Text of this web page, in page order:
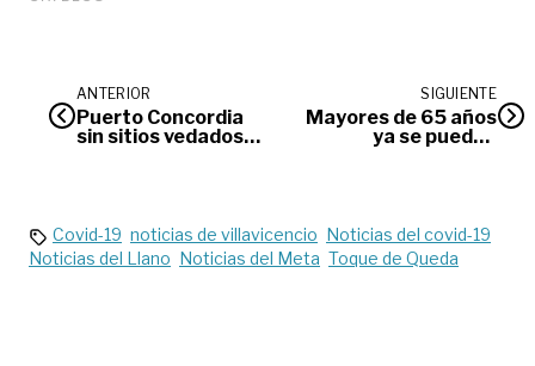
ANTERIOR
Puerto Concordia
sin sitios vedados
SIGUIENTE
Mayores de 65 años
ya se pueden
Covid-19 noticias de villavicencio Noticias del covid-19
Noticias del Llano Noticias del Meta Toque de Queda